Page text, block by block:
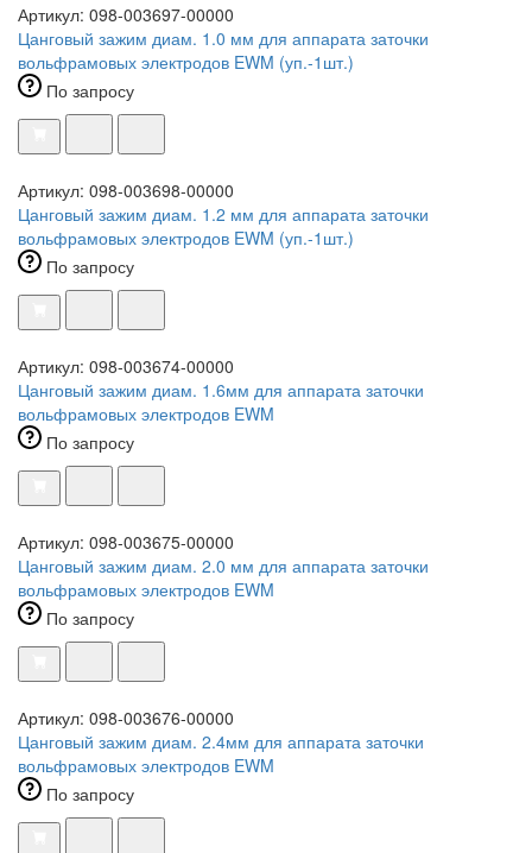
Артикул: 098-003697-00000
Цанговый зажим диам. 1.0 мм для аппарата заточки
вольфрамовых электродов EWM (уп.-1шт.)
По запросу
Артикул: 098-003698-00000
Цанговый зажим диам. 1.2 мм для аппарата заточки
вольфрамовых электродов EWM (уп.-1шт.)
По запросу
Артикул: 098-003674-00000
Цанговый зажим диам. 1.6мм для аппарата заточки
вольфрамовых электродов EWM
По запросу
Артикул: 098-003675-00000
Цанговый зажим диам. 2.0 мм для аппарата заточки
вольфрамовых электродов EWM
По запросу
Артикул: 098-003676-00000
Цанговый зажим диам. 2.4мм для аппарата заточки
вольфрамовых электродов EWM
По запросу